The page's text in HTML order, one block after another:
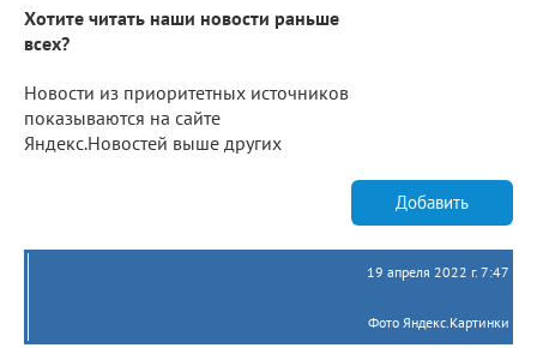
Хотите читать наши новости раньше
всех?
Новости из приоритетных источников
показываются на сайте
Яндекс.Новостей выше других
Добавить
19 апреля 2022 г. 7:47
Фото Яндекс.Картинки